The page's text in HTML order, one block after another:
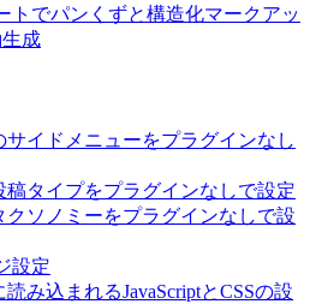
トでパンくずと構造化マークアッ
成
サイドメニューをプラグインなし
稿タイプをプラグインなしで設定
クソノミーをプラグインなしで設
設定
読み込まれるJavaScriptとCSSの設